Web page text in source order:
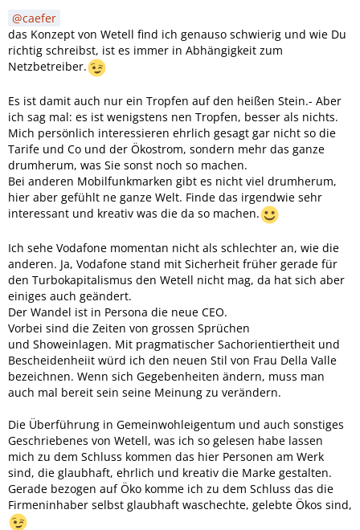
caefer
das Konzept von Wetell find ich genauso schwierig und wie Du
richtig schreibst, ist es immer in Abhängigkeit zum
Netzbetreiber.
Es ist damit auch nur ein Tropfen auf den heißen Stein.- Aber
ich sag mal: es ist wenigstens nen Tropfen, besser als nichts.
Mich persönlich interessieren ehrlich gesagt gar nicht so die
Tarife und Co und der Ökostrom, sondern mehr das ganze
drumherum, was Sie sonst noch so machen.
Bei anderen Mobilfunkmarken gibt es nicht viel drumherum,
hier aber gefühlt ne ganze Welt. Finde das irgendwie sehr
interessant und kreativ was die da so machen.
Ich sehe Vodafone momentan nicht als schlechter an, wie die
anderen. Ja, Vodafone stand mit Sicherheit früher gerade für
den Turbokapitalismus den Wetell nicht mag, da hat sich aber
einiges auch geändert.
Der Wandel ist in Persona die neue CEO.
Vorbei sind die Zeiten von grossen Sprüchen
und Showeinlagen. Mit pragmatischer Sachorientiertheit und
Bescheidenheiit würd ich den neuen Stil von Frau Della Valle
bezeichnen. Wenn sich Gegebenheiten ändern, muss man
auch mal bereit sein seine Meinung zu verändern.
Die Überführung in Gemeinwohleigentum und auch sonstiges
Geschriebenes von Wetell, was ich so gelesen habe lassen
mich zu dem Schluss kommen das hier Personen am Werk
sind, die glaubhaft, ehrlich und kreativ die Marke gestalten.
Gerade bezogen auf Öko komme ich zu dem Schluss das die
Firmeninhaber selbst glaubhaft waschechte, gelebte Ökos sind,